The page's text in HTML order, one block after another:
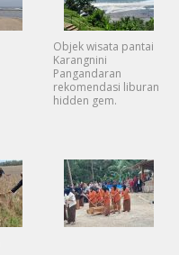
Objek wisata pantai
Karangnini
Pangandaran
rekomendasi liburan
hidden gem.